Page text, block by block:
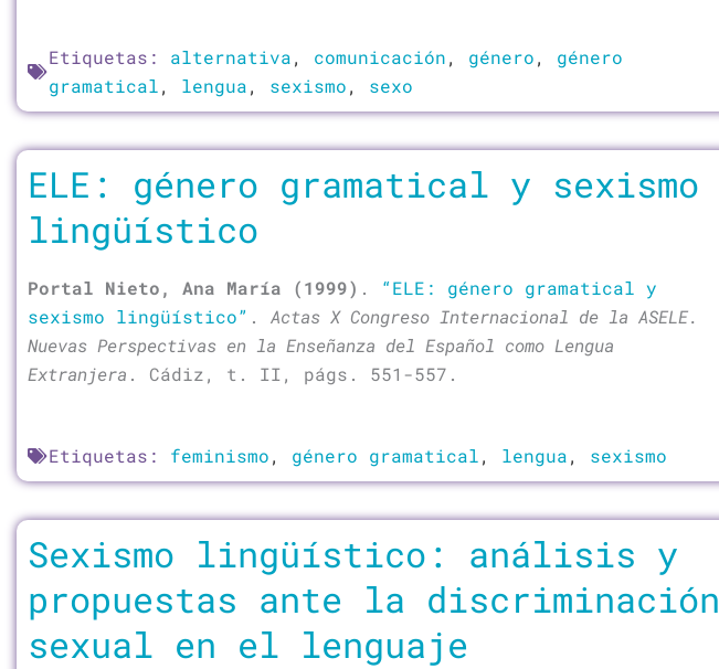
Etiquetas: alternativa, comunicación, género, género
gramatical, lengua, sexismo, sexo
ELE: género gramatical y sexismo
lingüístico
Portal Nieto, Ana María (1999) . “ELE: género gramatical y
sexismo lingüístico” . Actas X Congreso Internacional de la ASELE.
Nuevas Perspectivas en la Enseñanza del Español como Lengua
Extranjera . Cádiz, t. II, págs. 551-557.
Etiquetas: feminismo, género gramatical, lengua, sexismo
Sexismo lingüístico: análisis y
propuestas ante la discriminación
sexual en el lenguaje